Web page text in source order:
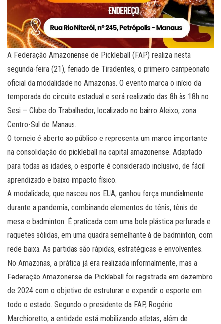
A Federação Amazonense de Pickleball (FAP) realiza nesta
segunda-feira (21), feriado de Tiradentes, o primeiro campeonato
oficial da modalidade no Amazonas. O evento marca o início da
temporada do circuito estadual e será realizado das 8h às 18h no
Sesi – Clube do Trabalhador, localizado no bairro Aleixo, zona
Centro-Sul de Manaus.
O torneio é aberto ao público e representa um marco importante
na consolidação do pickleball na capital amazonense. Adaptado
para todas as idades, o esporte é considerado inclusivo, de fácil
aprendizado e baixo impacto físico.
A modalidade, que nasceu nos EUA, ganhou força mundialmente
durante a pandemia, combinando elementos do tênis, tênis de
mesa e badminton. É praticada com uma bola plástica perfurada e
raquetes sólidas, em uma quadra semelhante à de badminton, com
rede baixa. As partidas são rápidas, estratégicas e envolventes.
No Amazonas, a prática já era realizada informalmente, mas a
Federação Amazonense de Pickleball foi registrada em dezembro
de 2024 com o objetivo de estruturar e expandir o esporte em
todo o estado. Segundo o presidente da FAP, Rogério
Marchioretto, a entidade está mobilizando atletas, além de